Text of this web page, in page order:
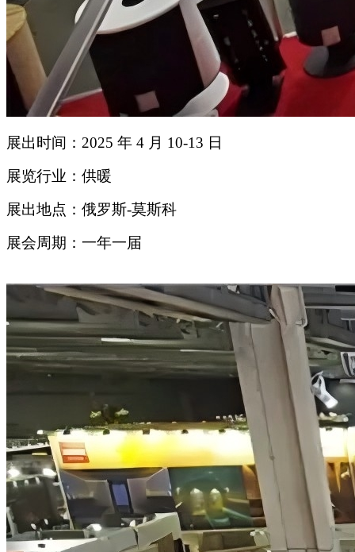
展出时间：2025 年 4 月 10-13 日
展览行业：供暖
展出地点：俄罗斯-莫斯科
展会周期：一年一届